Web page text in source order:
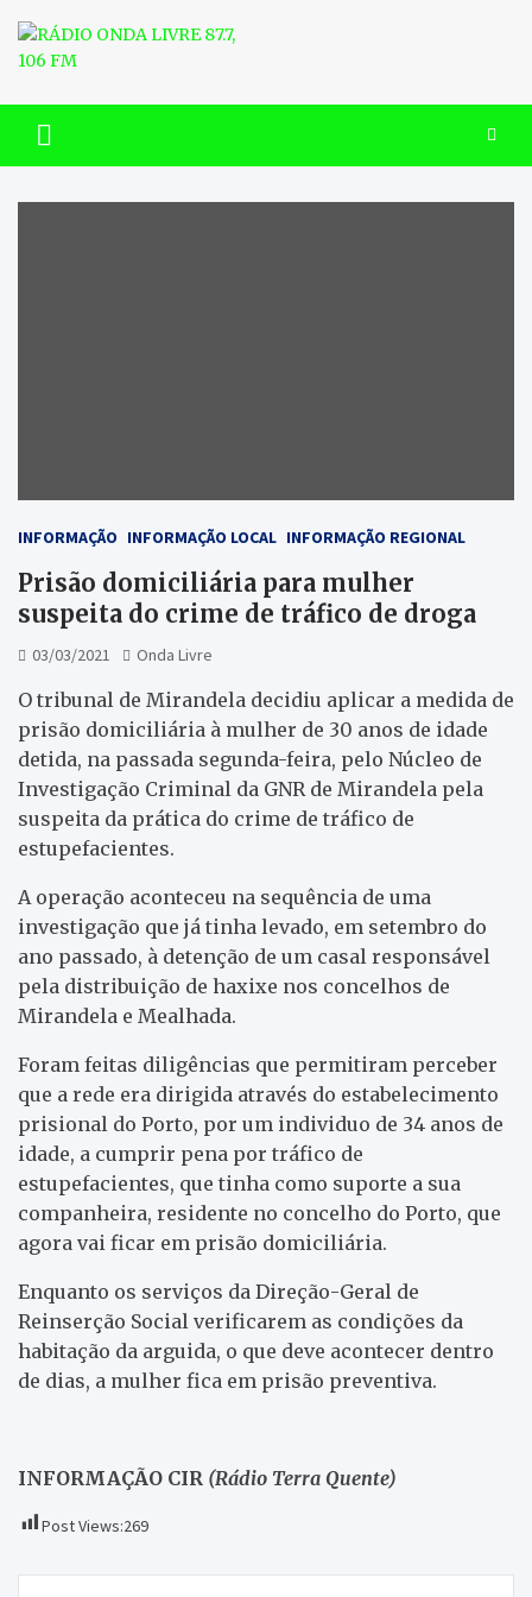
content
RÁDIO ONDA LIVRE 87.7, 106
FM
INFORMAÇÃO INFORMAÇÃO LOCAL INFORMAÇÃO REGIONAL
Prisão domiciliária para mulher
suspeita do crime de tráfico de droga
03/03/2021 Onda Livre
O tribunal de Mirandela decidiu aplicar a medida de
prisão domiciliária à mulher de 30 anos de idade
detida, na passada segunda-feira, pelo Núcleo de
Investigação Criminal da GNR de Mirandela pela
suspeita da prática do crime de tráfico de
estupefacientes.
A operação aconteceu na sequência de uma
investigação que já tinha levado, em setembro do
ano passado, à detenção de um casal responsável
pela distribuição de haxixe nos concelhos de
Mirandela e Mealhada.
Foram feitas diligências que permitiram perceber
que a rede era dirigida através do estabelecimento
prisional do Porto, por um individuo de 34 anos de
idade, a cumprir pena por tráfico de
estupefacientes, que tinha como suporte a sua
companheira, residente no concelho do Porto, que
agora vai ficar em prisão domiciliária.
Enquanto os serviços da Direção-Geral de
Reinserção Social verificarem as condições da
habitação da arguida, o que deve acontecer dentro
de dias, a mulher fica em prisão preventiva.
INFORMAÇÃO CIR (Rádio Terra Quente)
Post Views:269